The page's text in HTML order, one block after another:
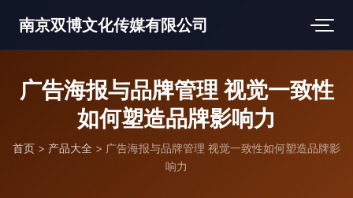
南京双博文化传媒有限公司
广告海报与品牌管理 视觉一致性
如何塑造品牌影响力
首页 > 产品大全 > 广告海报与品牌管理 视觉一致性如何塑造品牌影
响力